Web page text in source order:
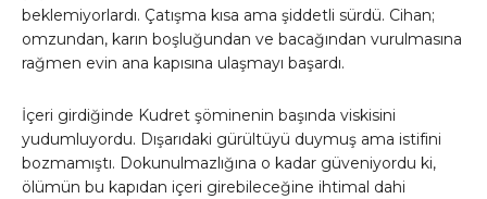
beklemiyorlardı. Çatışma kısa ama şiddetli sürdü. Cihan;
omzundan, karın boşluğundan ve bacağından vurulmasına
rağmen evin ana kapısına ulaşmayı başardı.
İçeri girdiğinde Kudret şöminenin başında viskisini
yudumluyordu. Dışarıdaki gürültüyü duymuş ama istifini
bozmamıştı. Dokunulmazlığına o kadar güveniyordu ki,
ölümün bu kapıdan içeri girebileceğine ihtimal dahi